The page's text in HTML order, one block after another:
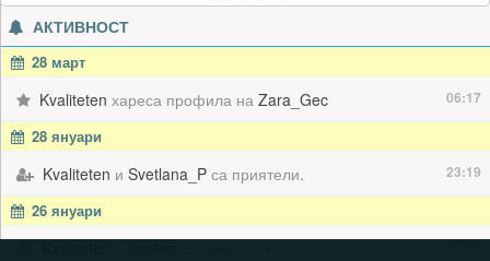
АКТИВНОСТ
28 март
Kvaliteten хареса профила на Zara_Gec 06:17
28 януари
Kvaliteten и Svetlana_P са приятели. 23:19
26 януари
21:54